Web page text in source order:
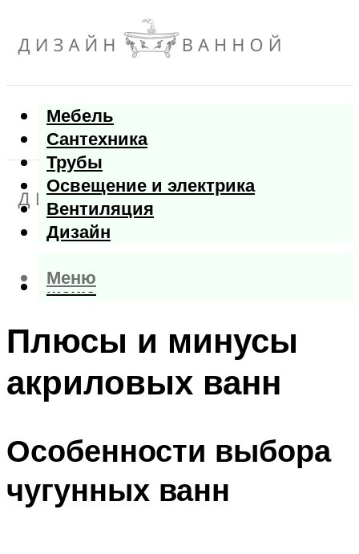
Мебель
Сантехника
Трубы
Освещение и электрика
Вентиляция
Дизайн
Меню
Меню
Плюсы и минусы
акриловых ванн
Особенности выбора
чугунных ванн